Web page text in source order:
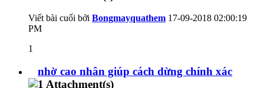
Viết bài cuối bởi Bongmayquathem 17-09-2018 02:00:19
PM
1
nhờ cao nhân giúp cách dừng chính xác